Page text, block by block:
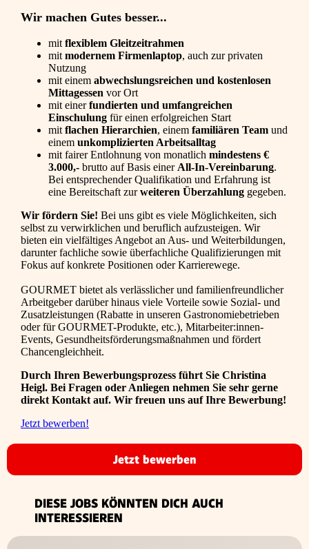
Wir machen Gutes besser...
mit flexiblem Gleitzeitrahmen
mit modernem Firmenlaptop, auch zur privaten
Nutzung
mit einem abwechslungsreichen und kostenlosen
Mittagessen vor Ort
mit einerfundierten und umfangreichen
Einschulung für einen erfolgreichen Start
mit flachen Hierarchien, einem familiären Team und
einem unkomplizierten Arbeitsalltag
mit fairer Entlohnung von monatlich mindestens €
3.000,- brutto auf Basis einer All-In-Vereinbarung.
Bei entsprechender Qualifikation und Erfahrung ist
eine Bereitschaft zurweiteren Überzahlung gegeben.
Wir fördern Sie! Bei uns gibt es viele Möglichkeiten, sich
selbst zu verwirklichen und beruflich aufzusteigen. Wir
bieten ein vielfältiges Angebot an Aus- und Weiterbildungen,
darunter fachliche sowie überfachliche Qualifizierungen mit
Fokus auf konkrete Positionen oder Karrierewege.
GOURMET bietet als verlässlicher und familienfreundlicher
Arbeitgeber darüber hinaus viele Vorteile sowie Sozial- und
Zusatzleistungen (Rabatte in unseren Gastronomiebetrieben
oder für GOURMET-Produkte, etc.), Mitarbeiter:innen-
Events, Gesundheitsförderungsmaßnahmen und fördert
Chancengleichheit.
Durch Ihren Bewerbungsprozess führt Sie Christina
Heigl. Bei Fragen oder Anliegen nehmen Sie sehr gerne
direkt Kontakt auf. Wir freuen uns auf Ihre Bewerbung!
Jetzt bewerben!
Jetzt bewerben
DIESE JOBS KÖNNTEN DICH AUCH
INTERESSIEREN